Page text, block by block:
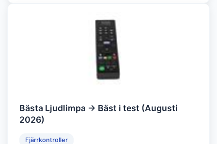
Bästa Ljudlimpa → Bäst i test (Augusti
2026)
Fjärrkontroller